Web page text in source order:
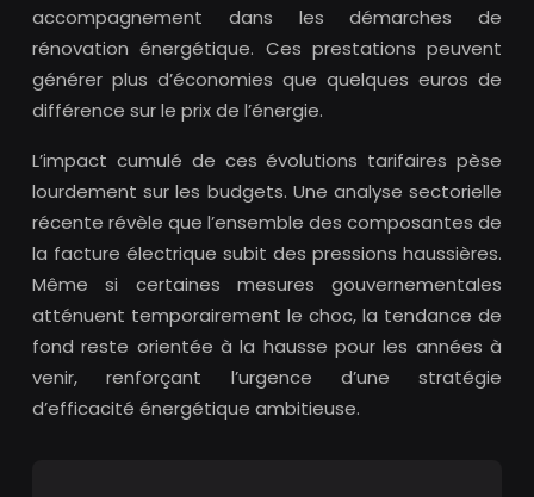
accompagnement dans les démarches de
rénovation énergétique. Ces prestations peuvent
générer plus d’économies que quelques euros de
différence sur le prix de l’énergie.
L’impact cumulé de ces évolutions tarifaires pèse
lourdement sur les budgets. Une analyse sectorielle
récente révèle que l’ensemble des composantes de
la facture électrique subit des pressions haussières.
Même si certaines mesures gouvernementales
atténuent temporairement le choc, la tendance de
fond reste orientée à la hausse pour les années à
venir, renforçant l’urgence d’une stratégie
d’efficacité énergétique ambitieuse.